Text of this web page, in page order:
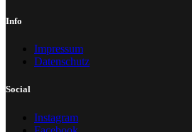
Info
Impressum
Datenschutz
Social
Instagram